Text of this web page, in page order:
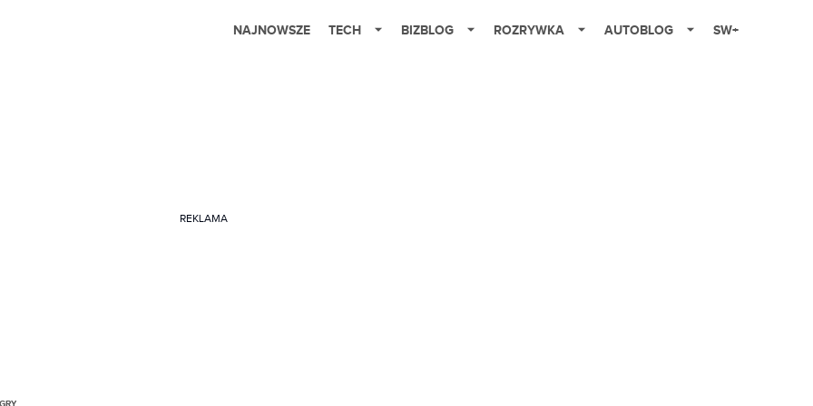
NAJNOWSZE TECH BIZBLOG ROZRYWKA AUTOBLOG SW+
REKLAMA